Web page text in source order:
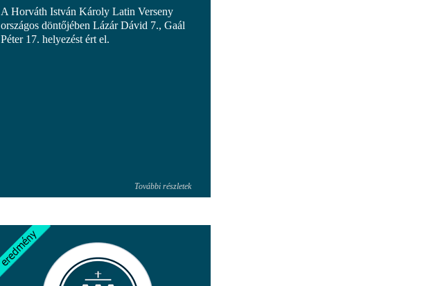
A Horváth István Károly Latin Verseny
országos döntőjében Lázár Dávid 7., Gaál
Péter 17. helyezést ért el.
További részletek